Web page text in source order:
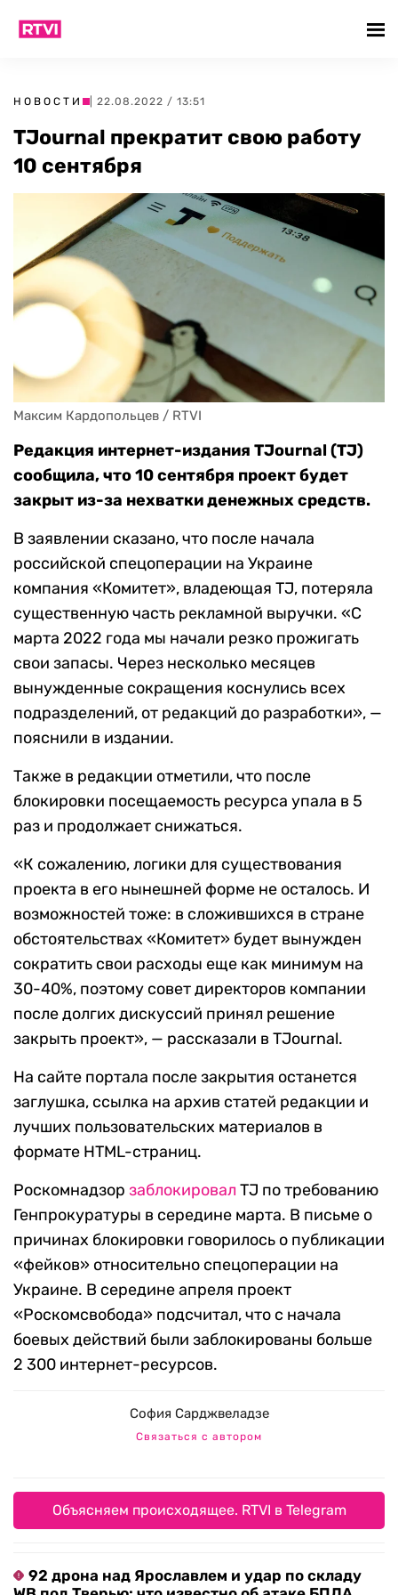
НОВОСТИ | 22.08.2022 / 13:51
TJournal прекратит свою работу
10 сентября
Максим Кардопольцев / RTVI
Редакция интернет-издания TJournal (TJ)
сообщила, что 10 сентября проект будет
закрыт из-за нехватки денежных средств.
В заявлении сказано, что после начала
российской спецоперации на Украине
компания «Комитет», владеющая TJ, потеряла
существенную часть рекламной выручки. «С
марта 2022 года мы начали резко прожигать
свои запасы. Через несколько месяцев
вынужденные сокращения коснулись всех
подразделений, от редакций до разработки», —
пояснили в издании.
Также в редакции отметили, что после
блокировки посещаемость ресурса упала в 5
раз и продолжает снижаться.
«К сожалению, логики для существования
проекта в его нынешней форме не осталось. И
возможностей тоже: в сложившихся в стране
обстоятельствах «Комитет» будет вынужден
сократить свои расходы еще как минимум на
30-40%, поэтому совет директоров компании
после долгих дискуссий принял решение
закрыть проект», — рассказали в TJournal.
На сайте портала после закрытия останется
заглушка, ссылка на архив статей редакции и
лучших пользовательских материалов в
формате HTML-страниц.
Роскомнадзор заблокировал TJ по требованию
Генпрокуратуры в середине марта. В письме о
причинах блокировки говорилось о публикации
«фейков» относительно спецоперации на
Украине. В середине апреля проект
«Роскомсвобода» подсчитал, что с начала
боевых действий были заблокированы больше
2 300 интернет-ресурсов.
София Сарджвеладзе
Связаться с автором
Объясняем происходящее. RTVI в Telegram
92 дрона над Ярославлем и удар по складу